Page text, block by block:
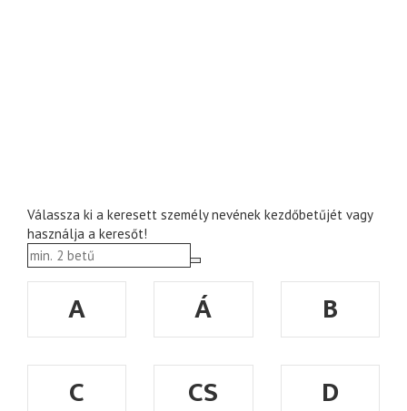
Válassza ki a keresett személy nevének kezdőbetűjét vagy
használja a keresőt!
A Á
B
C
CS
D